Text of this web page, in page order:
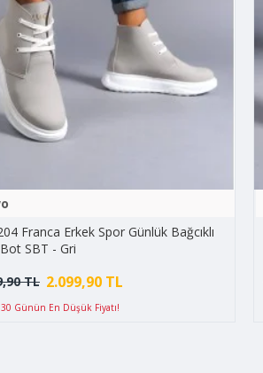
Franca Erkek Spor Günlük Bağcıklı
SBT - Gri
2.099,90 TL
TL
30 Günün En Düşük Fiyatı!